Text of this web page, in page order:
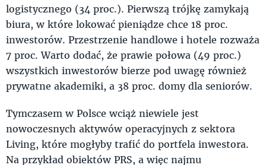
logistycznego (34 proc.). Pierwszą trójkę zamykają
biura, w które lokować pieniądze chce 18 proc.
inwestorów. Przestrzenie handlowe i hotele rozważa
7 proc. Warto dodać, że prawie połowa (49 proc.)
wszystkich inwestorów bierze pod uwagę również
prywatne akademiki, a 38 proc. domy dla seniorów.
Tymczasem w Polsce wciąż niewiele jest
nowoczesnych aktywów operacyjnych z sektora
Living, które mogłyby trafić do portfela inwestora.
Na przykład obiektów PRS, a więc najmu